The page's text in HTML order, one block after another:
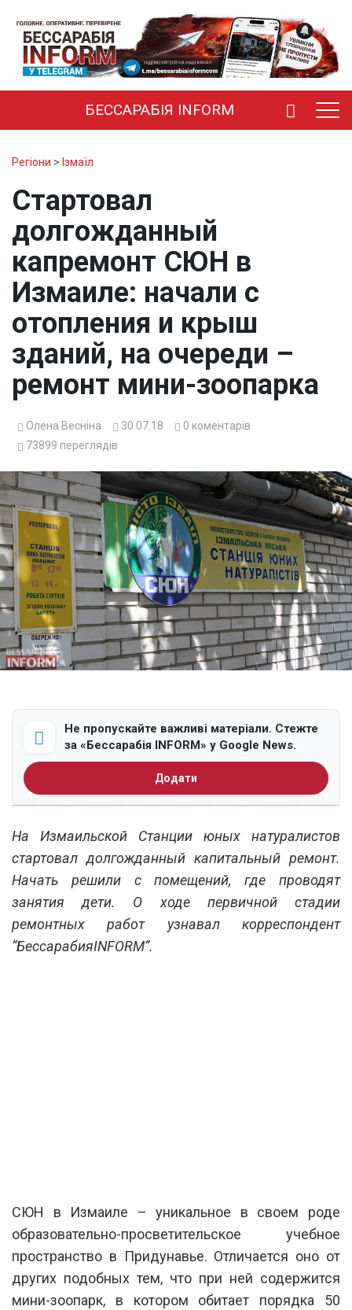
БЕССАРАБІЯ INFORM
Регіони > Ізмаїл
Стартовал
долгожданный
капремонт СЮН в
Измаиле: начали с
отопления и крыш
зданий, на очереди –
ремонт мини-зоопарка
Олена Весніна 30.07.18 0 коментарів
73899 переглядів
Не пропускайте важливі матеріали. Стежте
за «Бессарабія INFORM» у Google News.
Додати
На Измаильской Станции юных натуралистов
стартовал долгожданный капитальный ремонт.
Начать решили с помещений, где проводят
занятия дети. О ходе первичной стадии
ремонтных работ узнавал корреспондент
“БессарабияINFORM”.
СЮН в Измаиле – уникальное в своем роде
образовательно-просветительское учебное
пространство в Придунавье. Отличается оно от
других подобных тем, что при ней содержится
мини-зоопарк, в котором обитает порядка 50